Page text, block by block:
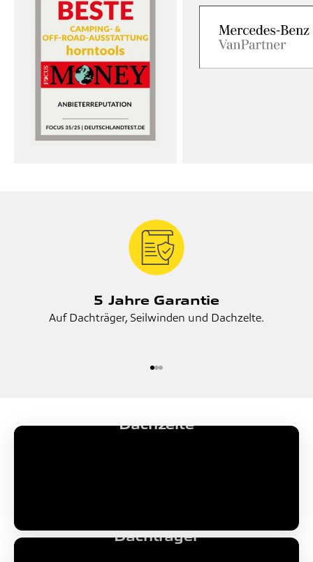
5 Jahre Garantie
Auf Dachträger, Seilwinden und Dachzelte.
Dachzelte
Dachträger